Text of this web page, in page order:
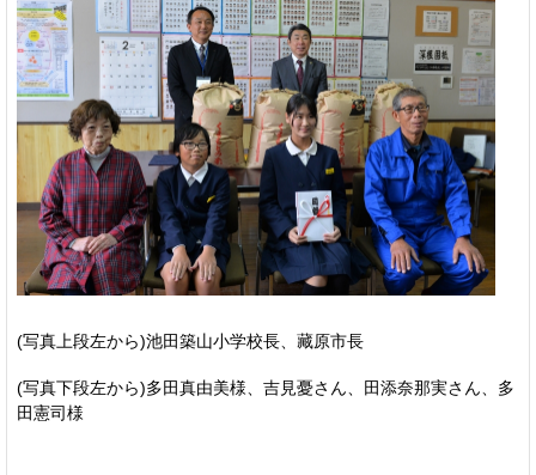
(写真上段左から)池田築山小学校長、藏原市長
(写真下段左から)多田真由美様、吉見憂さん、田添奈那実さん、多
田憲司様